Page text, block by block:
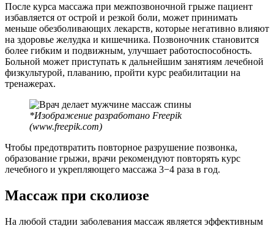
После курса массажа при межпозвоночной грыже пациент
избавляется от острой и резкой боли, может принимать
меньше обезболивающих лекарств, которые негативно влияют
на здоровье желудка и кишечника. Позвоночник становится
более гибким и подвижным, улучшает работоспособность.
Больной может приступать к дальнейшим занятиям лечебной
физкультурой, плаванию, пройти курс реабилитации на
тренажерах.
*Изображение разработано Freepik
(www.freepik.com)
Чтобы предотвратить повторное разрушение позвонка,
образование грыжи, врачи рекомендуют повторять курс
лечебного и укрепляющего массажа 3−4 раза в год.
Массаж при сколиозе
На любой стадии заболевания массаж является эффективным